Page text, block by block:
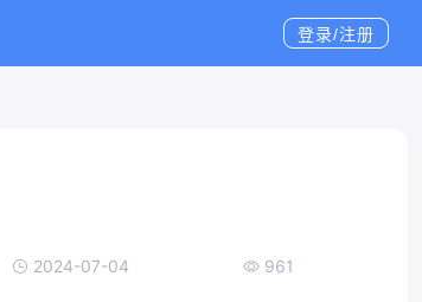
登录/注册
2024-07-04 961